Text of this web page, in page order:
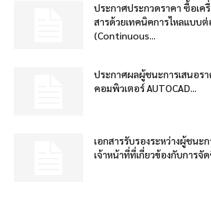
ประกาศประกวดราคา ซื้อเค
สารด้วยเทคนิคการไหลแบบต่
(Continuous...
ประกาศผลผู้ชนะการเสนอร
คอมพิวเตอร์ AUTOCAD...
เอกสารรับรองระหว่างผู้ชนะ
เจ้าหน้าที่ที่เกี่ยวข้องกับการจั